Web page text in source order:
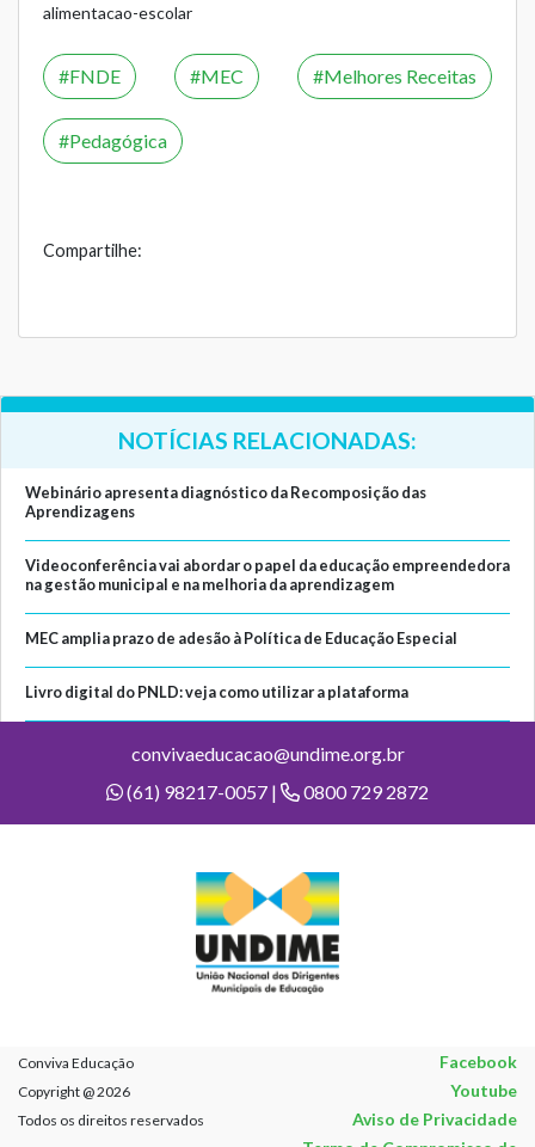
alimentacao-escolar
FNDE MEC Melhores Receitas
Pedagógica
Compartilhe:
NOTÍCIAS RELACIONADAS:
Webinário apresenta diagnóstico da Recomposição das
Aprendizagens
Videoconferência vai abordar o papel da educação empreendedora
na gestão municipal e na melhoria da aprendizagem
MEC amplia prazo de adesão à Política de Educação Especial
Livro digital do PNLD: veja como utilizar a plataforma
convivaeducacao@undime.org.br
(61) 98217-0057 |
0800 729 2872
Conviva Educação Facebook
Copyright @ 2026 Youtube
Todos os direitos reservados
Aviso de Privacidade